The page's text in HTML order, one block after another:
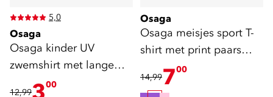
5,0
Osaga
Osaga kinder UV
zwemshirt met lange
mouwen blauw
12,99300
Osaga
Osaga meisjes sport T-
shirt met print paars
14,99700